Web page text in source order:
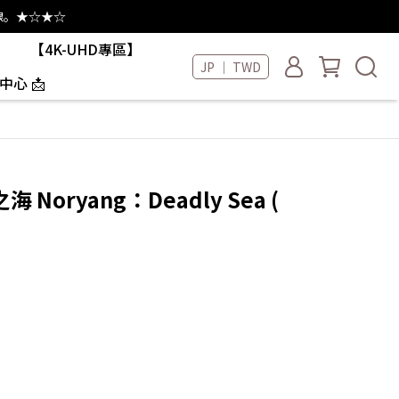
線。★☆★☆
【4K-UHD專區】
心 📩
JP ｜ TWD
海 Noryang：Deadly Sea (